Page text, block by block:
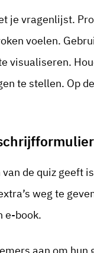
je vragenlijst.
voelen.
visualiseren.
te stellen. Op
de quiz geeft
weg te
e-book.